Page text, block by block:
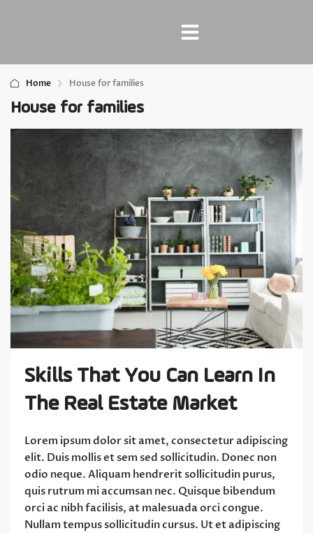
Home House for families
House for families
Skills That You Can Learn In
The Real Estate Market
Lorem ipsum dolor sit amet, consectetur adipiscing
elit. Duis mollis et sem sed sollicitudin. Donec non
odio neque. Aliquam hendrerit sollicitudin purus,
quis rutrum mi accumsan nec. Quisque bibendum
orci ac nibh facilisis, at malesuada orci congue.
Nullam tempus sollicitudin cursus. Ut et adipiscing